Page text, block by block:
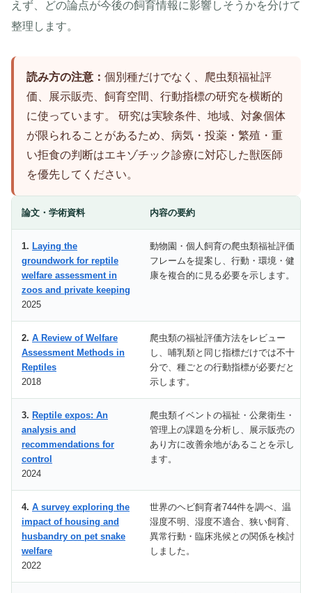
えず、どの論点が今後の飼育情報に影響しそうかを分けて
整理します。
読み方の注意： 個別種だけでなく、爬虫類福祉評
価、展示販売、飼育空間、行動指標の研究を横断的
に使っています。 研究は実験条件、地域、対象個体
が限られることがあるため、病気・投薬・繁殖・重
い拒食の判断はエキゾチック診療に対応した獣医師
を優先してください。
論文・学術資料 内容の要約
1. Laying the
groundwork for reptile
welfare assessment in
zoos and private keeping
2025
動物園・個人飼育の爬虫類福祉評価
フレームを提案し、行動・環境・健
康を複合的に見る必要を示します。
2. A Review of Welfare
Assessment Methods in
Reptiles
2018
爬虫類の福祉評価方法をレビュー
し、哺乳類と同じ指標だけでは不十
分で、種ごとの行動指標が必要だと
示します。
3. Reptile expos: An
analysis and
recommendations for
control
2024
爬虫類イベントの福祉・公衆衛生・
管理上の課題を分析し、展示販売の
あり方に改善余地があることを示し
ます。
4. A survey exploring the
impact of housing and
husbandry on pet snake
welfare
2022
世界のヘビ飼育者744件を調べ、温
湿度不明、湿度不適合、狭い飼育、
異常行動・臨床兆候との関係を検討
しました。